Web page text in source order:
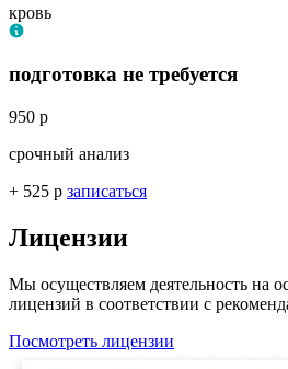
кровь
подготовка не требуется
950 р
срочный анализ
+ 525 р записаться
Лицензии
Мы осуществляем деятельность на
лицензий в соответствии с
Посмотреть лицензии